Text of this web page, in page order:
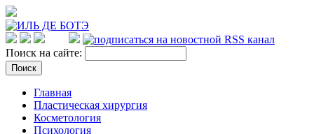
Поиск на сайте:
Главная
Пластическая хирургия
Косметология
Психология